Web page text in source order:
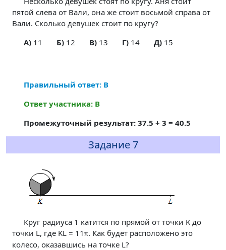
пятой слева от Вали, она же стоит восьмой справа от
Вали. Сколько девушек стоит по кругу?
A)11 Б)12 В)13 Г)14 Д)15
Правильный ответ: В
Ответ участника: В
Промежуточный результат: 37.5 + 3 = 40.5
Задание 7
Круг радиуса 1 катится по прямой от точки K до
точки L, где KL = 11π. Как будет расположено это
колесо, оказавшись на точке L?